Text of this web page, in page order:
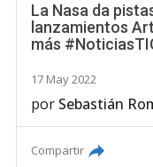
La Nasa da
lanzamientos
más
17 May 2022
por Sebastián
Compartir